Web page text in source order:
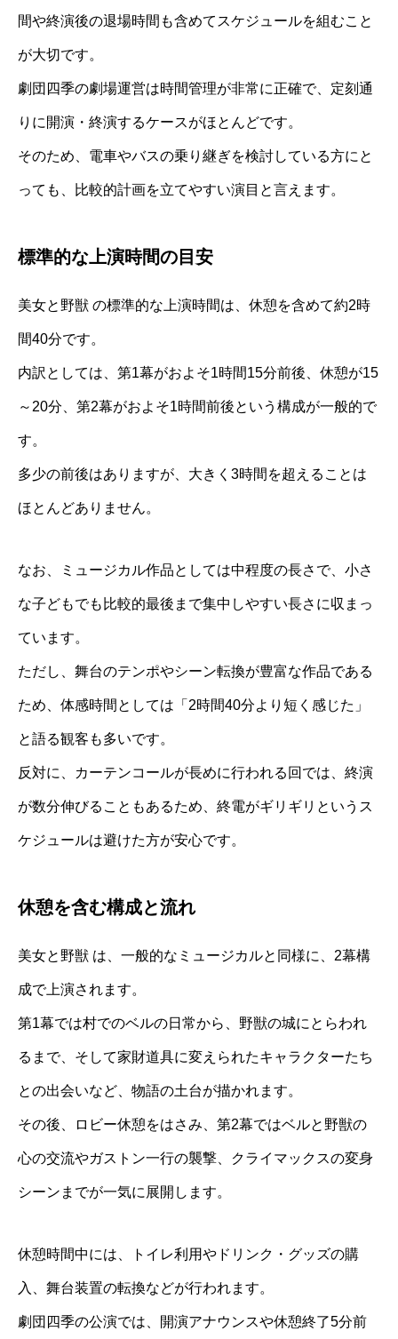
間や終演後の退場時間も含めてスケジュールを組むこと
が大切です。
劇団四季の劇場運営は時間管理が非常に正確で、定刻通
りに開演・終演するケースがほとんどです。
そのため、電車やバスの乗り継ぎを検討している方にと
っても、比較的計画を立てやすい演目と言えます。
標準的な上演時間の目安
美女と野獣 の標準的な上演時間は、休憩を含めて約2時
間40分です。
内訳としては、第1幕がおよそ1時間15分前後、休憩が15
～20分、第2幕がおよそ1時間前後という構成が一般的で
す。
多少の前後はありますが、大きく3時間を超えることは
ほとんどありません。
なお、ミュージカル作品としては中程度の長さで、小さ
な子どもでも比較的最後まで集中しやすい長さに収まっ
ています。
ただし、舞台のテンポやシーン転換が豊富な作品である
ため、体感時間としては「2時間40分より短く感じた」
と語る観客も多いです。
反対に、カーテンコールが長めに行われる回では、終演
が数分伸びることもあるため、終電がギリギリというス
ケジュールは避けた方が安心です。
休憩を含む構成と流れ
美女と野獣 は、一般的なミュージカルと同様に、2幕構
成で上演されます。
第1幕では村でのベルの日常から、野獣の城にとらわれ
るまで、そして家財道具に変えられたキャラクターたち
との出会いなど、物語の土台が描かれます。
その後、ロビー休憩をはさみ、第2幕ではベルと野獣の
心の交流やガストン一行の襲撃、クライマックスの変身
シーンまでが一気に展開します。
休憩時間中には、トイレ利用やドリンク・グッズの購
入、舞台装置の転換などが行われます。
劇団四季の公演では、開演アナウンスや休憩終了5分前